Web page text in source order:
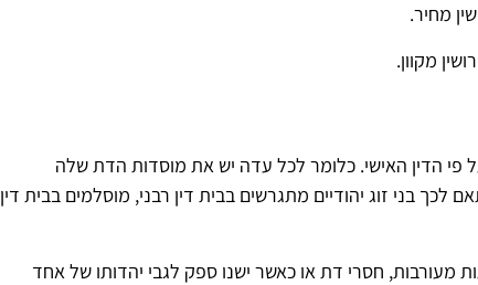
מחיר.
מקוון.
על פי הדין האישי. כלומר לכל עדה יש את מוסדות הדת שלה
לכך בני זוג יהודיים מתגרשים בבית דין רבני, מוסלמים בבית דין
מעורבות, חסרי דת או כאשר ישנו ספק לגבי יהדותו של אחד